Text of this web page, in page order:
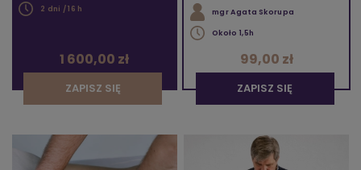
2 dni / 16 h
1 600,00 zł
ZAPISZ SIĘ
mgr Agata Skorupa
Około 1,5h
99,00 zł
ZAPISZ SIĘ